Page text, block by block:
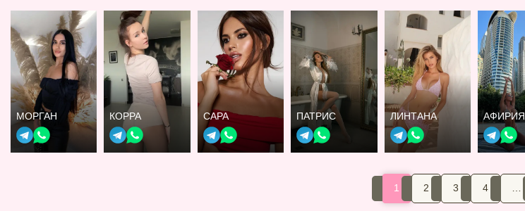
МОРГАН КОРРА САРА ПАТРИС ЛИНТАНА АФИРИЯ
1 2 3 4